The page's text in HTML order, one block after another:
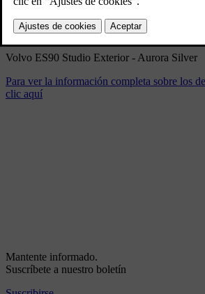
Compartir
Descargar
Volvo ES90 Studio Exterior - Aurora Silver
Para ver la información completa sobre los
clic aquí